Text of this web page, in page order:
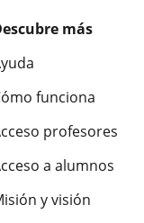
más
funciona
profesores
a alumnos
y visión